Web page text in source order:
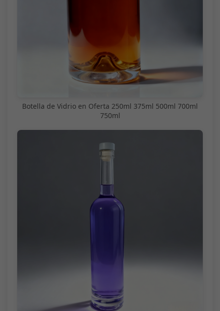
Botella de Vidrio en Oferta 250ml 375ml 500ml 700ml
750ml